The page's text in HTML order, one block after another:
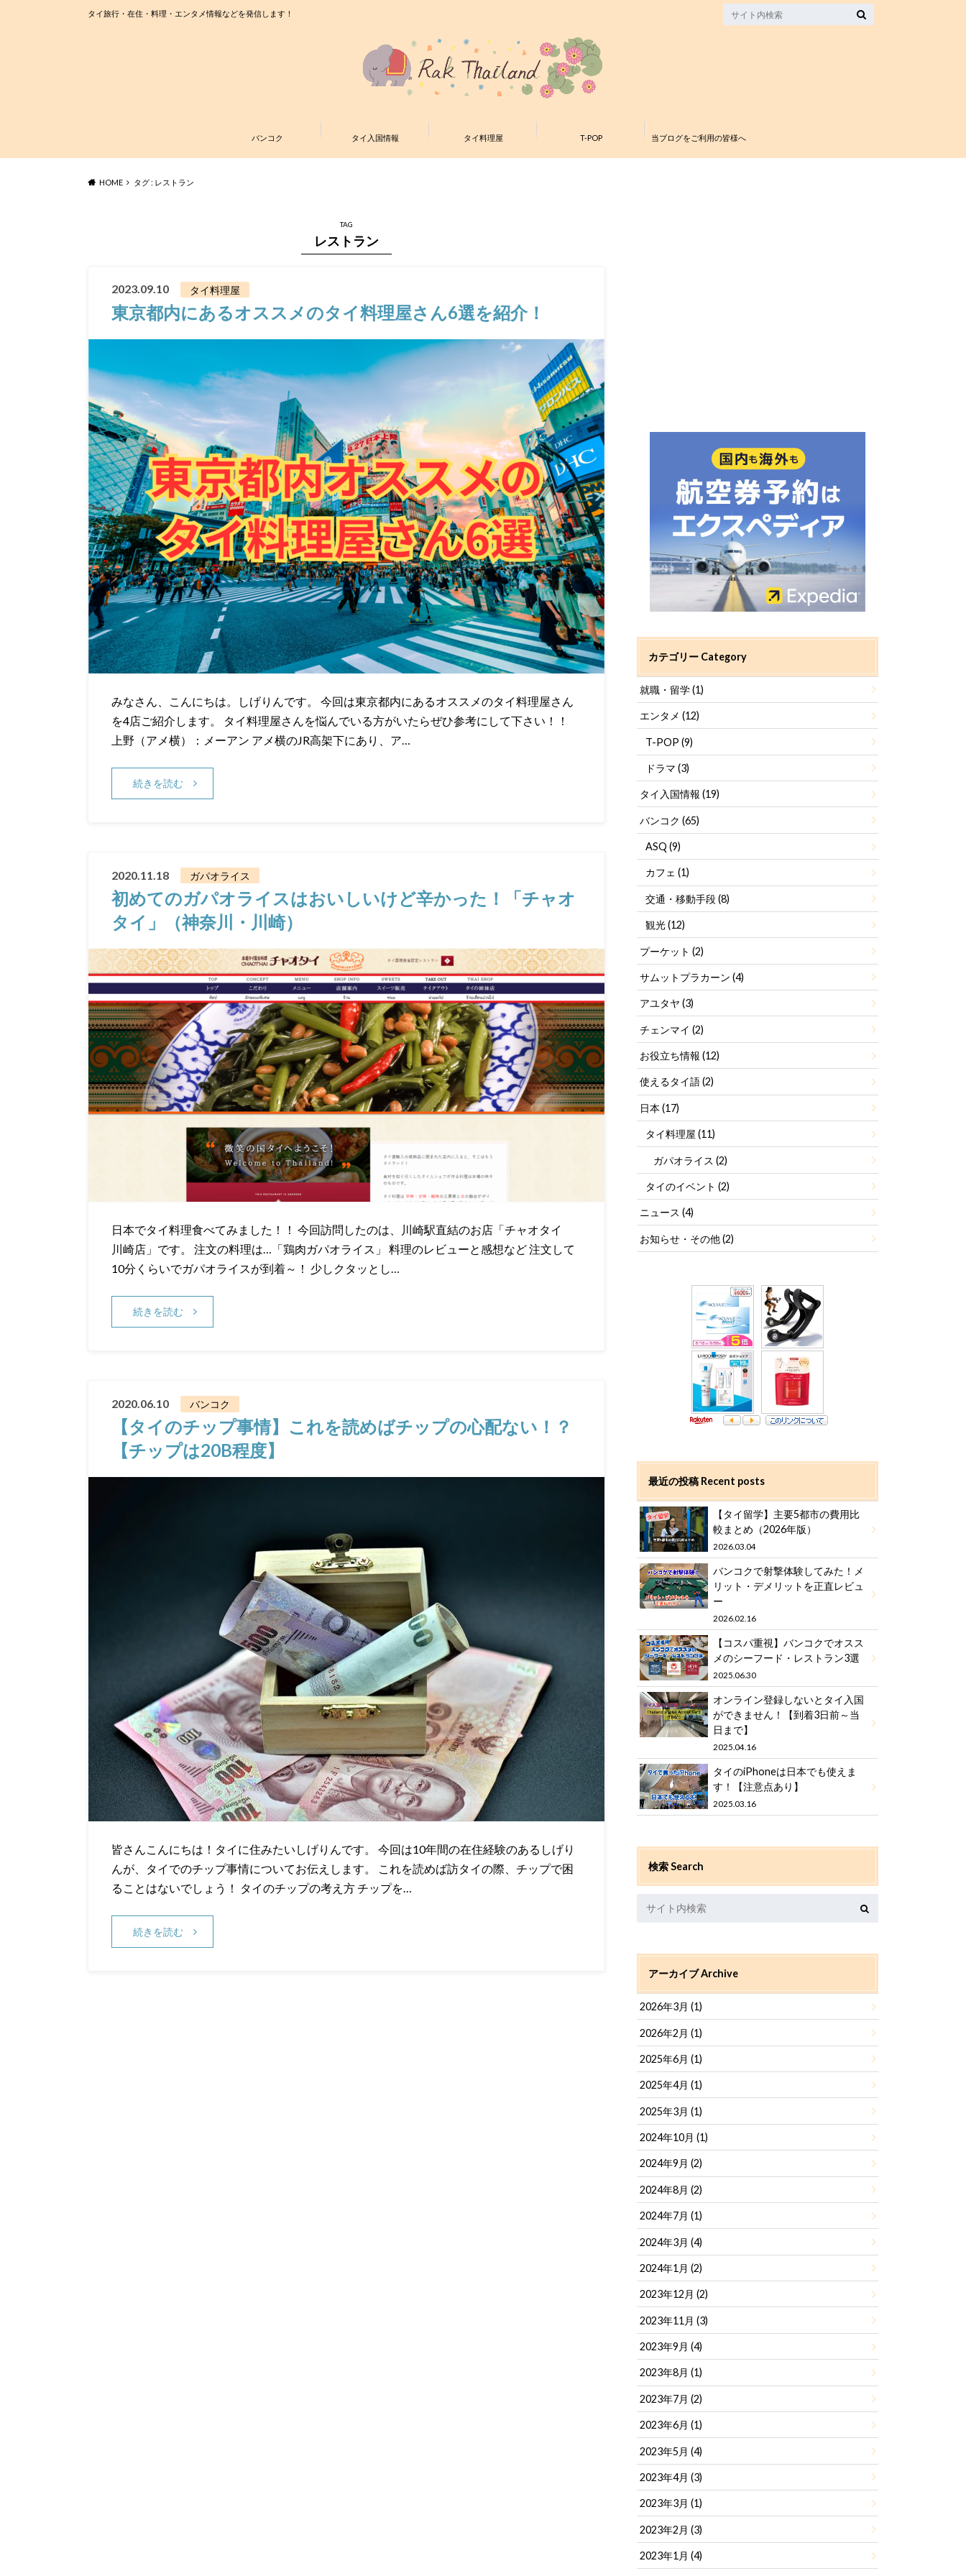
タイ旅行・在住・料理・エンタメ情報などを発信します！
バンコク タイ入国情報 タイ料理屋 T-POP 当ブログをご利用の皆様へ
HOME タグ : レストラン
TAG
レストラン
2023.09.10 タイ料理屋
東京都内にあるオススメのタイ料理屋さん6選を紹介！
みなさん、こんにちは。しげりんです。 今回は東京都内にあるオススメのタイ料理屋さん
を4店ご紹介します。 タイ料理屋さんを悩んでいる方がいたらぜひ参考にして下さい！！
上野（アメ横）：メーアン アメ横のJR高架下にあり、ア…
続きを読む
2020.11.18 ガパオライス
初めてのガパオライスはおいしいけど辛かった！「チャオ
タイ」（神奈川・川崎）
日本でタイ料理食べてみました！！ 今回訪問したのは、川崎駅直結のお店「チャオタイ
川崎店」です。 注文の料理は…「鶏肉ガパオライス」 料理のレビューと感想など 注文して
10分くらいでガパオライスが到着～！ 少しクタッとし…
続きを読む
2020.06.10 バンコク
【タイのチップ事情】これを読めばチップの心配ない！？
【チップは20B程度】
皆さんこんにちは！タイに住みたいしげりんです。 今回は10年間の在住経験のあるしげり
んが、タイでのチップ事情についてお伝えします。 これを読めば訪タイの際、チップで困
ることはないでしょう！ タイのチップの考え方 チップを…
続きを読む
カテゴリー Category
就職・留学(1)
エンタメ(12)
T-POP (9)
ドラマ (3)
タイ入国情報(19)
バンコク(65)
ASQ (9)
カフェ (1)
交通・移動手段(8)
観光(12)
プーケット(2)
サムットプラカーン(4)
アユタヤ(3)
チェンマイ(2)
お役立ち情報(12)
使えるタイ語(2)
日本(17)
タイ料理屋 (11)
ガパオライス(2)
タイのイベント (2)
ニュース(4)
お知らせ・その他(2)
最近の投稿 Recent posts
【タイ留学】主要5都市の費用比
較まとめ（2026年版）
2026.03.04
バンコクで射撃体験してみた！メ
リット・デメリットを正直レビュ
ー
2026.02.16
【コスパ重視】バンコクでオスス
メのシーフード・レストラン3選
2025.06.30
オンライン登録しないとタイ入国
ができません！【到着3日前～当
日まで】
2025.04.16
タイのiPhoneは日本でも使えま
す！【注意点あり】
2025.03.16
検索 Search
アーカイブ Archive
2026年3月 (1)
2026年2月 (1)
2025年6月 (1)
2025年4月 (1)
2025年3月 (1)
2024年10月 (1)
2024年9月 (2)
2024年8月 (2)
2024年7月 (1)
2024年3月 (4)
2024年1月 (2)
2023年12月 (2)
2023年11月 (3)
2023年9月 (4)
2023年8月 (1)
2023年7月 (2)
2023年6月 (1)
2023年5月 (4)
2023年4月 (3)
2023年3月 (1)
2023年2月 (3)
2023年1月 (4)